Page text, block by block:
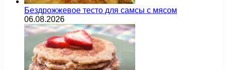
Бездрожжевое тесто для самсы с мясом
06.08.2026